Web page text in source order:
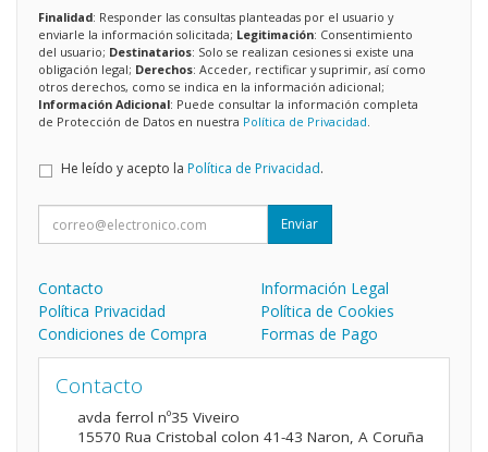
Finalidad: Responder las consultas planteadas por el usuario y
enviarle la información solicitada; Legitimación: Consentimiento
del usuario; Destinatarios: Solo se realizan cesiones si existe una
obligación legal; Derechos: Acceder, rectificar y suprimir, así como
otros derechos, como se indica en la información adicional;
Información Adicional: Puede consultar la información completa
de Protección de Datos en nuestra Política de Privacidad
He leído y acepto la Política de Privacidad.
Enviar
Contacto
Información Legal
Política Privacidad
Política de Cookies
Condiciones de Compra
Formas de Pago
Contacto
avda ferrol nº35 Viveiro
15570 Rua Cristobal colon 41-43 Naron, A Coruña